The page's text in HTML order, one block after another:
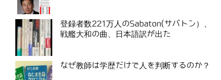
登録者数221万人のSabaton(サバトン）、
戦艦大和の曲、日本語訳が出た
なぜ教師は学歴だけで人を判断するのか？